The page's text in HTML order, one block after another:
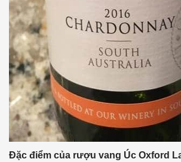
Đặc điểm của rượu vang Úc Oxford